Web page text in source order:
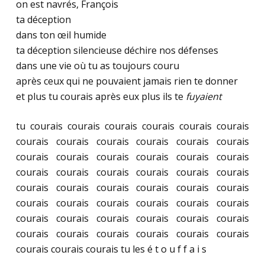
on est navrés, François
ta déception
dans ton œil humide
ta déception silencieuse déchire nos défenses
dans une vie où tu as toujours couru
après ceux qui ne pouvaient jamais rien te donner
et plus tu courais après eux plus ils te fuyaient
tu courais courais courais courais courais courais
courais courais courais courais courais courais
courais courais courais courais courais courais
courais courais courais courais courais courais
courais courais courais courais courais courais
courais courais courais courais courais courais
courais courais courais courais courais courais
courais courais courais courais courais courais
courais courais courais tu les é t o u f f a i s